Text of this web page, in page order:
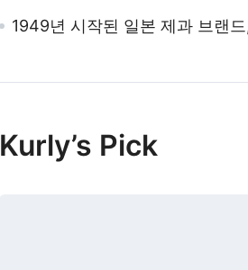
1949년 시작된 일본 제과 브랜
Kurly’s Pick